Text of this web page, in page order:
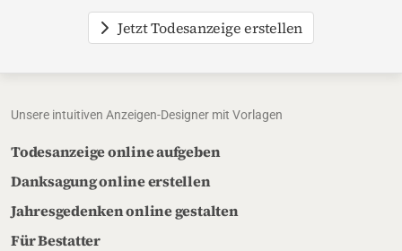
Jetzt Todesanzeige erstellen
Unsere intuitiven Anzeigen-Designer mit Vorlagen
Todesanzeige online aufgeben
Danksagung online erstellen
Jahresgedenken online gestalten
Für Bestatter